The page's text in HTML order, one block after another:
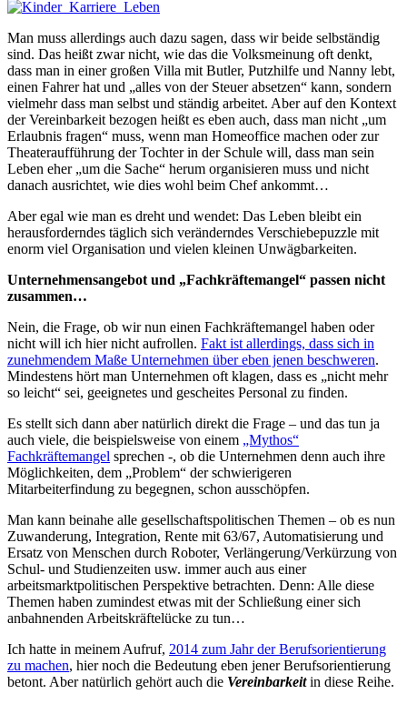
Man muss allerdings auch dazu sagen, dass wir beide selbständig
sind. Das heißt zwar nicht, wie das die Volksmeinung oft denkt,
dass man in einer großen Villa mit Butler, Putzhilfe und Nanny lebt,
einen Fahrer hat und „alles von der Steuer absetzen“ kann, sondern
vielmehr dass man selbst und ständig arbeitet. Aber auf den Kontext
der Vereinbarkeit bezogen heißt es eben auch, dass man nicht „um
Erlaubnis fragen“ muss, wenn man Homeoffice machen oder zur
Theateraufführung der Tochter in der Schule will, dass man sein
Leben eher „um die Sache“ herum organisieren muss und nicht
danach ausrichtet, wie dies wohl beim Chef ankommt…
Aber egal wie man es dreht und wendet: Das Leben bleibt ein
herausforderndes täglich sich veränderndes Verschiebepuzzle mit
enorm viel Organisation und vielen kleinen Unwägbarkeiten.
Unternehmensangebot und „Fachkräftemangel“ passen nicht
zusammen…
Nein, die Frage, ob wir nun einen Fachkräftemangel haben oder
nicht will ich hier nicht aufrollen. Fakt ist allerdings, dass sich in
zunehmendem Maße Unternehmen über eben jenen beschweren.
Mindestens hört man Unternehmen oft klagen, dass es „nicht mehr
so leicht“ sei, geeignetes und gescheites Personal zu finden.
Es stellt sich dann aber natürlich direkt die Frage – und das tun ja
auch viele, die beispielsweise von einem „Mythos“
Fachkräftemangel sprechen -, ob die Unternehmen denn auch ihre
Möglichkeiten, dem „Problem“ der schwierigeren
Mitarbeiterfindung zu begegnen, schon ausschöpfen.
Man kann beinahe alle gesellschaftspolitischen Themen – ob es nun
Zuwanderung, Integration, Rente mit 63/67, Automatisierung und
Ersatz von Menschen durch Roboter, Verlängerung/Verkürzung von
Schul- und Studienzeiten usw. immer auch aus einer
arbeitsmarktpolitischen Perspektive betrachten. Denn: Alle diese
Themen haben zumindest etwas mit der Schließung einer sich
anbahnenden Arbeitskräftelücke zu tun…
Ich hatte in meinem Aufruf, 2014 zum Jahr der Berufsorientierung
zu machen, hier noch die Bedeutung eben jener Berufsorientierung
betont. Aber natürlich gehört auch die Vereinbarkeit in diese Reihe.